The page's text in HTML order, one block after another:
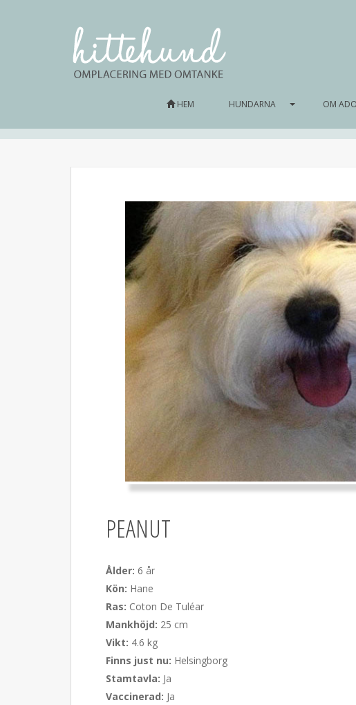
HEM HUNDARNA OM
PEANUT
Ålder: 6 år
Kön: Hane
Ras: Coton De Tuléar
Mankhöjd: 25 cm
Vikt: 4.6 kg
Finns just nu: Helsingborg
Stamtavla: Ja
Vaccinerad: Ja